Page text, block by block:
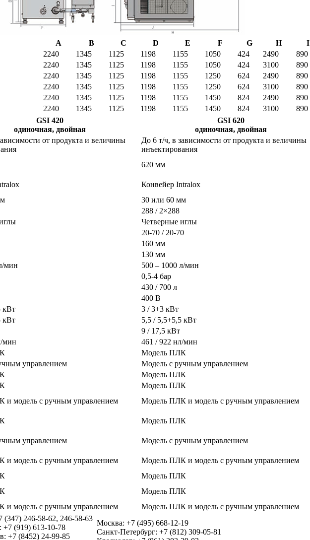
A B C D E F G H I
2240 1345 1125 1198 1155 1050 424 2490 890
2240 1345 1125 1198 1155 1050 424 3100 890
2240 1345 1125 1198 1155 1250 624 2490 890
2240 1345 1125 1198 1155 1250 624 3100 890
2240 1345 1125 1198 1155 1450 824 2490 890
2240 1345 1125 1198 1155 1450 824 3100 890
GSI 420
одиночная, двойная
GSI 620
одиночная, двойная
от продукта и величины
До 6 т/ч, в зависимости от продукта и величины
инъектирования
620 мм
Конвейер Intralox
30 или 60 мм
288 / 2×288
Четверные иглы
20-70 / 20-70
160 мм
130 мм
мин 500 – 1000 л/мин
0,5-4 бар
430 / 700 л
400 B
кВт 3 / 3+3 кВт
кВт 5,5 / 5,5+5,5 кВт
9 / 17,5 кВт
мин 461 / 922 нл/мин
Модель ПЛК
управлением Модель с ручным управлением
Модель ПЛК
Модель ПЛК
и модель с ручным управлением Модель ПЛК и модель с ручным управлением
Модель ПЛК
управлением Модель с ручным управлением
и модель с ручным управлением Модель ПЛК и модель с ручным управлением
Модель ПЛК
Модель ПЛК
и модель с ручным управлением Модель ПЛК и модель с ручным управлением
(347) 246-58-62, 246-58-63
+7 (919) 613-10-78
+7 (8452) 24-99-85
Москва: +7 (495) 668-12-19
Санкт-Петербург: +7 (812) 309-05-81